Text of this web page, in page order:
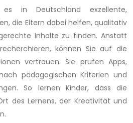
es in Deutschland exzellente,
die Eltern dabei helfen, qualitativ
Inhalte zu finden. Anstatt
können Sie auf die
vertrauen. Sie prüfen Apps,
pädagogischen Kriterien und
So lernen Kinder, dass die
des Lernens, der Kreativität und